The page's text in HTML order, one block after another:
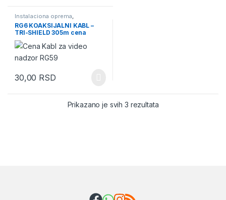
Instalaciona oprema
instalaciona oprema za video
nadzor,Kablovi,Kablovi za video
nadzor,Video Nadzor
RG6 KOAKSIJALNI KABL –
TRI-SHIELD 305m cena
30,00 RSD
Prikazano je svih 3 rezultata